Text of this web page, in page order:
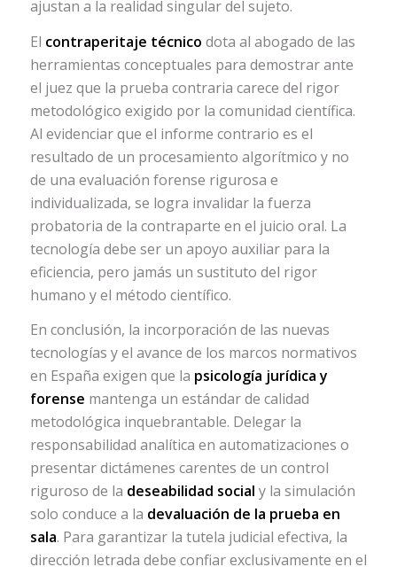
ajustan a la realidad singular del sujeto.
El contraperitaje técnico dota al abogado de las
herramientas conceptuales para demostrar ante
el juez que la prueba contraria carece del rigor
metodológico exigido por la comunidad científica.
Al evidenciar que el informe contrario es el
resultado de un procesamiento algorítmico y no
de una evaluación forense rigurosa e
individualizada, se logra invalidar la fuerza
probatoria de la contraparte en el juicio oral. La
tecnología debe ser un apoyo auxiliar para la
eficiencia, pero jamás un sustituto del rigor
humano y el método científico.
En conclusión, la incorporación de las nuevas
tecnologías y el avance de los marcos normativos
en España exigen que la psicología jurídica y
forense mantenga un estándar de calidad
metodológica inquebrantable. Delegar la
responsabilidad analítica en automatizaciones o
presentar dictámenes carentes de un control
riguroso de la deseabilidad social y la simulación
solo conduce a la devaluación de la prueba en
sala. Para garantizar la tutela judicial efectiva, la
dirección letrada debe confiar exclusivamente en el